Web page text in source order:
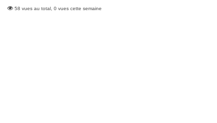
58 vues au total, 0 vues cette semaine